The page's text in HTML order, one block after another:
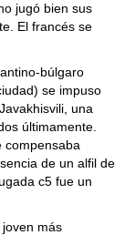
jugó bien sus
El francés se
búlgaro
se impuso
una
últimamente.
compensaba
de un alfil de
c5 fue un
más